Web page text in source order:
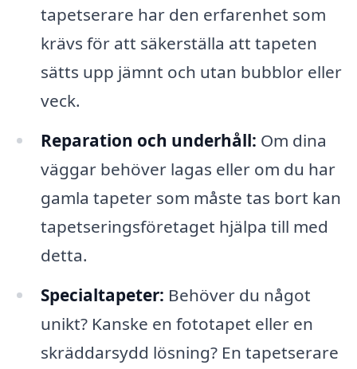
tapetserare har den erfarenhet som
krävs för att säkerställa att tapeten
sätts upp jämnt och utan bubblor eller
veck.
Reparation och underhåll: Om dina
väggar behöver lagas eller om du har
gamla tapeter som måste tas bort kan
tapetseringsföretaget hjälpa till med
detta.
Specialtapeter: Behöver du något
unikt? Kanske en fototapet eller en
skräddarsydd lösning? En tapetserare